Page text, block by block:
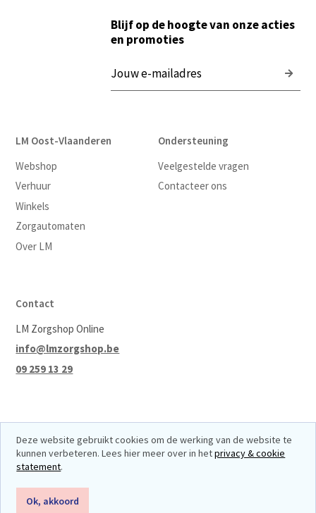
Blijf op de hoogte van onze acties
en promoties
LM Oost-Vlaanderen
Webshop
Verhuur
Winkels
Zorgautomaten
Over LM
Ondersteuning
Veelgestelde vragen
Contacteer ons
Contact
LM Zorgshop Online
info@lmzorgshop.be
09 259 13 29
© 2026 LM Zorgshop Online Je privacy
Algemene voorwaarden
Webdesign thinline.be
Deze website gebruikt cookies om de werking van de website te
kunnen verbeteren. Lees hier meer over in hetprivacy & cookie
statement.
Ok, akkoord